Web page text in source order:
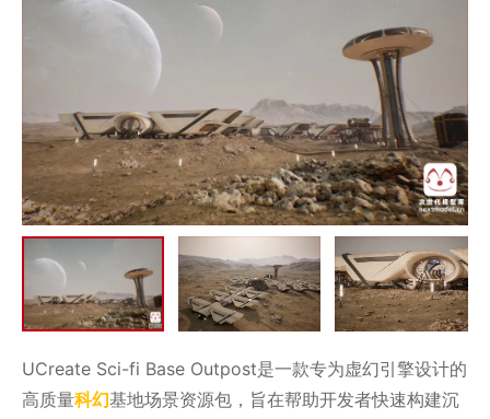
UCreate Sci-fi Base Outpost是一款专为虚幻引擎设计的
高质量科幻基地场景资源包，旨在帮助开发者快速构建沉